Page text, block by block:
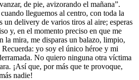
de pie, avizorando el mañana”.
lleguemos al centro, con toda la
un delivery de varios tiros al aire; esperas
y, en el momento preciso en que me
la mira, me disparas un balazo, limpio,
yo soy el único héroe y mi
No quiero ninguna otra víctima
¡Así que, por más que te provoque,
nadie!